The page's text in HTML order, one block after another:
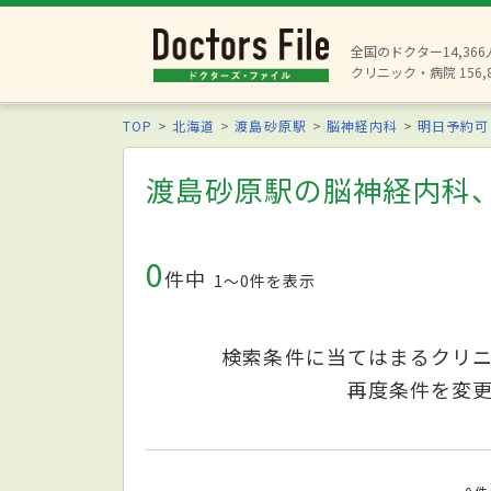
全国のドクター14,366
クリニック・病院
TOP 北海道 渡島砂原駅 脳神経内科 明日予約可
渡島砂原駅の脳神経内科
0件中 1〜0件を表示
検索条件に当てはまるクリ
再度条件を変